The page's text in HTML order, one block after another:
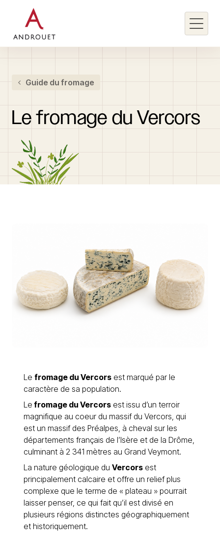
Rechercher un mot clé
Guide du fromage
Le fromage du Vercors
Le fromage du Vercors est marqué par le
caractère de sa population.
Le fromage du Vercors est issu d’un terroir
magnifique au coeur du massif du Vercors, qui
est un massif des Préalpes, à cheval sur les
départements français de l’Isère et de la Drôme,
culminant à 2 341 mètres au Grand Veymont.
La nature géologique du Vercors est
principalement calcaire et offre un relief plus
complexe que le terme de « plateau » pourrait
laisser penser, ce qui fait qu’il est divisé en
plusieurs régions distinctes géographiquement
et historiquement.